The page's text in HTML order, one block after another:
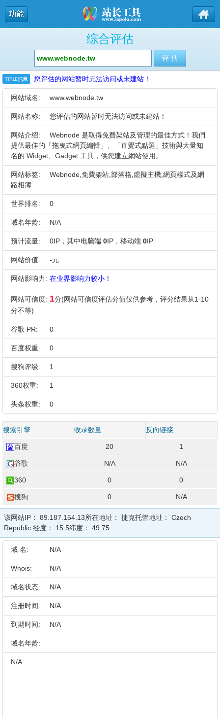
综合评估
您评估的网站暂时无法访问或未建站！
网站域名: www.webnode.tw
网站名称: 您评估的网站暂时无法访问或未建站！
网站介绍:
Webnode 是取得免費架站及管理的最佳方式！我們
提供最佳的「拖曳式網頁編輯」、「直覺式點選」技術與大量知
名的 Widget、Gadget 工具，供您建立網站使用。
网站标签:
Webnode,免費架站,部落格,虛擬主機,網頁樣式及網
路相簿
世界排名: 0
域名年龄: N/A
预计流量: 0IP，其中电脑端 0IP，移动端 0IP
网站价值: -元
网站影响力: 在业界影响力较小！
网站可信度: 1分(网站可信度评估分值仅供参考，评分结果从1-10
分不等)
谷歌 PR: 0
百度权重: 0
搜狗评级: 1
360权重: 1
头条权重: 0
搜索引擎 收录数量 反向链接
百度 20 1
谷歌 N/A N/A
360 0 0
搜狗 0 N/A
该网站IP： 89.187.154.13所在地址： 捷克托管地址： Czech
Republic 经度： 15.5纬度： 49.75
域 名: N/A
Whois: N/A
域名状态: N/A
注册时间: N/A
到期时间: N/A
域名年龄:
N/A